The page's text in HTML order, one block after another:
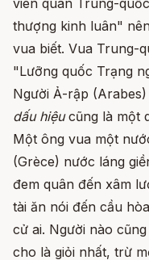
thượng kinh luân"
vua biết. Vua Trung-
"Lưỡng quốc Trạng
Người Ả-rập
dấu hiệucũng là một
Một ông vua một
(Grèce) nước láng
đem quân đến xâm
tài ăn nói đến cầu
cử ai. Người nào
cho là giỏi nhất, trừ